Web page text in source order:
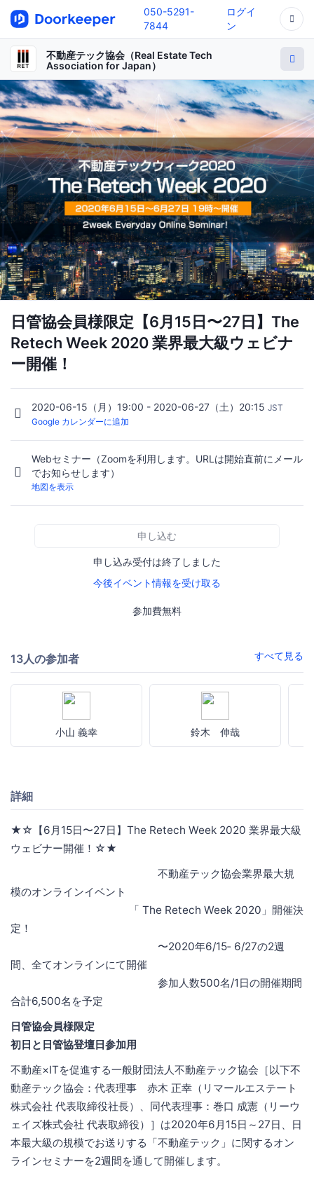
050-5291-
7844
ログイ
ン
不動産テック協会（Real Estate Tech
Association for Japan）
日管協会員様限定【6月15日〜27日】The
Retech Week 2020 業界最大級ウェビナ
ー開催！
2020-06-15（月）19:00 - 2020-06-27（土）20:15 JST
Google カレンダーに追加
Webセミナー（Zoomを利用します。URLは開始直前にメール
でお知らせします）
地図を表示
申し込む
申し込み受付は終了しました
今後イベント情報を受け取る
参加費無料
13人の参加者 すべて見る
小山 義幸 鈴木 伸哉
詳細
★☆【6月15日〜27日】The Retech Week 2020 業界最大級
ウェビナー開催！☆★
不動産テック協会業界最大規
模のオンラインイベント
「 The Retech Week 2020」開催決
定！
〜2020年6/15‐ 6/27の2週
間、全てオンラインにて開催
参加人数500名/1日の開催期間
合計6,500名を予定
日管協会員様限定
初日と日管協登壇日参加用
不動産×ITを促進する一般財団法人不動産テック協会［以下不
動産テック協会：代表理事 赤木 正幸（リマールエステート
株式会社 代表取締役社長）、同代表理事：巻口 成憲（リーウ
ェイズ株式会社 代表取締役）］は2020年6月15日～27日、日
本最大級の規模でお送りする「不動産テック」に関するオン
ラインセミナーを2週間を通して開催します。